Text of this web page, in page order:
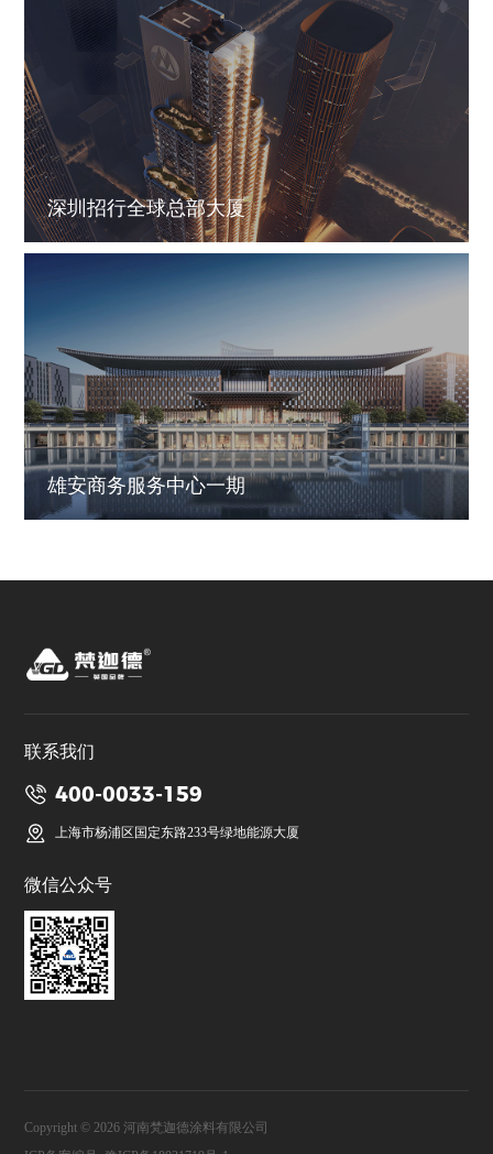
深圳招行全球总部大厦
雄安商务服务中心一期
联系我们
400-0033-159
上海市杨浦区国定东路233号绿地能源大厦
微信公众号
Copyright © 2026 河南梵迦德涂料有限公司